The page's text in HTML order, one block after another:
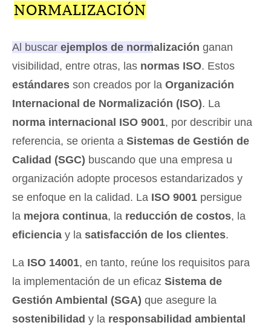
NORMALIZACIÓN
Al buscar ejemplos de normalización ganan
visibilidad, entre otras, las normas ISO. Estos
estándares son creados por la Organización
Internacional de Normalización (ISO). La
norma internacional ISO 9001, por describir una
referencia, se orienta a Sistemas de Gestión de
Calidad (SGC) buscando que una empresa u
organización adopte procesos estandarizados y
se enfoque en la calidad. La ISO 9001 persigue
la mejora continua, la reducción de costos, la
eficiencia y la satisfacción de los clientes.
La ISO 14001, en tanto, reúne los requisitos para
la implementación de un eficaz Sistema de
Gestión Ambiental (SGA) que asegure la
sostenibilidad y la responsabilidad ambiental